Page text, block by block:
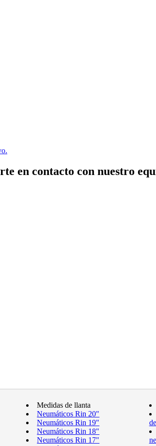
en contacto con nuestro
Medidas de llanta
Neumáticos Rin 20"
Neumáticos Rin 19"
Neumáticos Rin 18"
Neumáticos Rin 17"